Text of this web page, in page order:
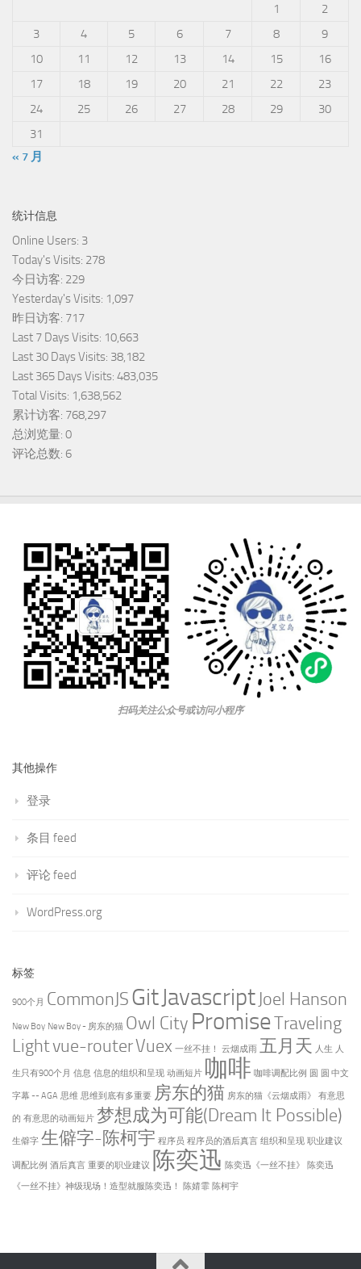
1
2
3
4 5 6 7 8
9
10
11 12 13 14 15
16
17
18 19 20 21 22
23
24
25 26 27 28 29
30
31
« 7 月
统计信息
Online Users: 3
Today's Visits: 278
今日访客: 229
Yesterday's Visits: 1,097
昨日访客: 717
Last 7 Days Visits: 10,663
Last 30 Days Visits: 38,182
Last 365 Days Visits: 483,035
Total Visits: 1,638,562
累计访客: 768,297
总浏览量: 0
评论总数: 6
扫码关注公众号或访问小程序
其他操作
登录
条目 feed
评论 feed
WordPress.org
标签
900个月 CommonJSGitJavascript Joel Hanson
New Boy New Boy - 房东的猫 Owl City PromiseTraveling
Lightvue-routerVuex 一丝不挂！ 云烟成雨 五月天 人生 人
生只有900个月 信息 信息的组织和呈现 动画短片 咖啡 咖啡调配比例 圆 圆 中文
字幕 -- AGA 思维 思维到底有多重要 房东的猫 房东的猫《云烟成雨》 有意思
的 有意思的动画短片 梦想成为可能(Dream It Possible)
生僻字 生僻字-陈柯宇 程序员 程序员的酒后真言 组织和呈现 职业建议
调配比例 酒后真言 重要的职业建议 陈奕迅 陈奕迅《一丝不挂》
陈奕迅
《一丝不挂》神级现场！造型就服陈奕迅！
陈婧霏 陈柯宇